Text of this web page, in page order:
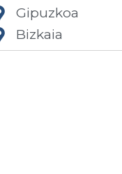
Gipuzkoa
Bizkaia